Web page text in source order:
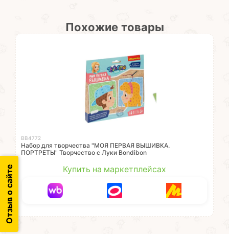
Похожие товары
ВВ4772
Набор для творчества "МОЯ ПЕРВАЯ ВЫШИВКА.
ПОРТРЕТЫ" Творчество с Луки Bondibon
Купить на маркетплейсах
Отзыв о сайте